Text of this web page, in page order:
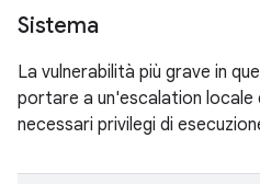
Sistema
La vulnerabilità più grave in
portare a un'escalation locale
necessari privilegi di